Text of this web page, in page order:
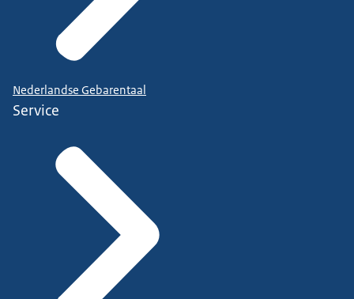
Nederlandse Gebarentaal
Service